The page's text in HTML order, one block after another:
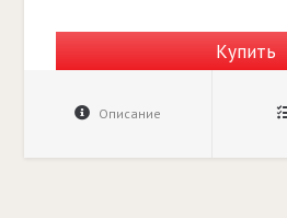
Купить
Описание